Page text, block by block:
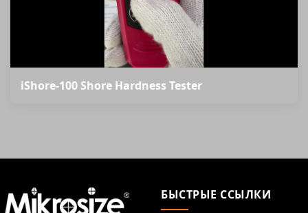
iShore-100 Shore Hardness Tester
БЫСТРЫЕ ССЫЛКИ